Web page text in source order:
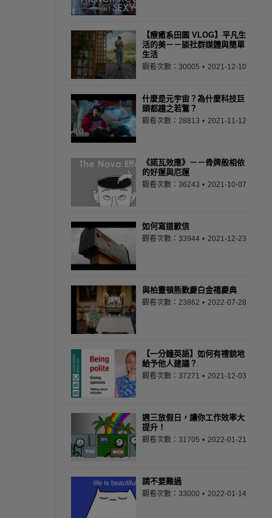
【療癒系田園 VLOG】平凡生
活的美－－談社群媒體與簡單
生活
觀看次數：30005 2021-12-10
什麼是元宇宙？為什麼科技巨
頭都趨之若鶩？
觀看次數：28813 2021-11-12
《諾瓦效應》－－骨牌般相依
的好運與厄運
觀看次數：36243 2021-10-07
如何寫道歉信
觀看次數：33944 2021-12-23
與柏靈頓熊歡慶白金禧慶典
觀看次數：23862 2022-07-28
【一分鐘英語】如何有禮貌地
給予他人建議？
觀看次數：37271 2021-12-03
週三放假日，讓你工作效率大
提升！
觀看次數：31705 2022-01-21
請不要難過
觀看次數：33000 2022-01-14